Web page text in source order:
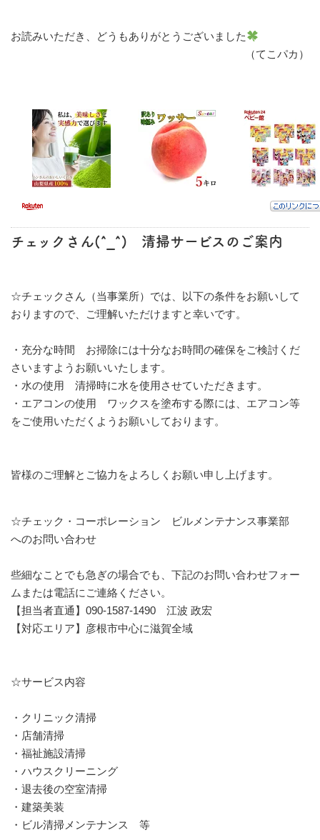
お読みいただき、どうもありがとうございました
（てこパカ）
チェックさん(^_^) 清掃サービスのご案内
☆チェックさん（当事業所）では、以下の条件をお願いして
おりますので、ご理解いただけますと幸いです。
・充分な時間 お掃除には十分なお時間の確保をご検討くだ
さいますようお願いいたします。
・水の使用 清掃時に水を使用させていただきます。
・エアコンの使用
ワックスを塗布する際には、エアコン等
をご使用いただくようお願いしております。
皆様のご理解とご協力をよろしくお願い申し上げます。
☆チェック・コーポレーション ビルメンテナンス事業部
へのお問い合わせ
些細なことでも急ぎの場合でも、下記のお問い合わせフォー
ムまたは電話にご連絡ください。
【担当者直通】 090-1587-1490 江波 政宏
【対応エリア】 彦根市中心に滋賀全域
☆サービス内容
・クリニック清掃
・店舗清掃
・福祉施設清掃
・ハウスクリーニング
・退去後の空室清掃
・建築美装
・ビル清掃メンテナンス 等